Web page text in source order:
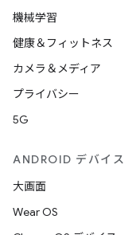
機械学習
健康＆フィットネス
カメラ＆メディア
プライバシー
5G
ANDROID デバイス
大画面
Wear OS